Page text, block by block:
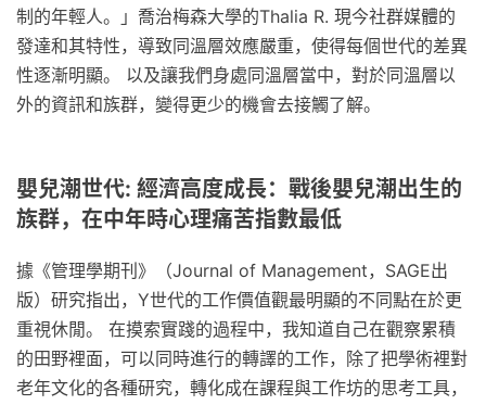
制的年輕人。」喬治梅森大學的Thalia R. 現今社群媒體的
發達和其特性，導致同溫層效應嚴重，使得每個世代的差異
性逐漸明顯。 以及讓我們身處同溫層當中，對於同溫層以
外的資訊和族群，變得更少的機會去接觸了解。
嬰兒潮世代: 經濟高度成長：戰後嬰兒潮出生的
族群，在中年時心理痛苦指數最低
據《管理學期刊》（Journal of Management，SAGE出
版）研究指出，Y世代的工作價值觀最明顯的不同點在於更
重視休閒。 在摸索實踐的過程中，我知道自己在觀察累積
的田野裡面，可以同時進行的轉譯的工作，除了把學術裡對
老年文化的各種研究，轉化成在課程與工作坊的思考工具，